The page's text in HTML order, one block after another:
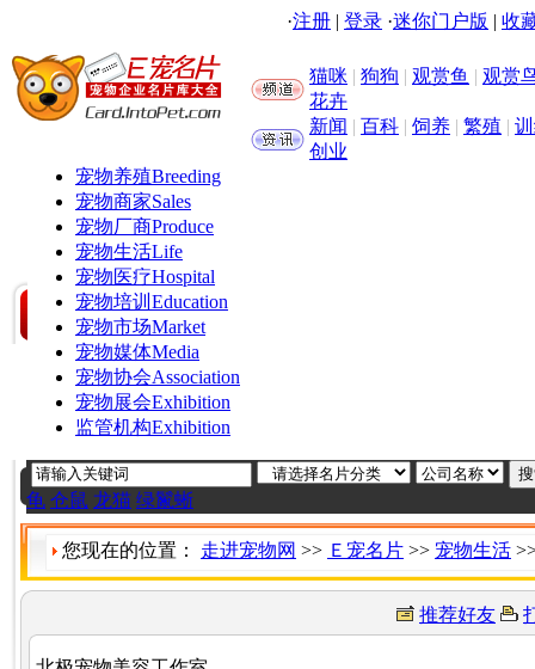
·注册 | 登录 ·迷你门户版 | 收
猫咪 | 狗狗 | 观赏鱼 | 观赏
花卉
新闻 | 百科 | 饲养 | 繁殖 |
创业
宠物养殖Breeding
宠物商家Sales
宠物厂商Produce
宠物生活Life
宠物医疗Hospital
宠物培训 Education
宠物市场Market
宠物媒体Media
宠物协会Association
宠物展会Exhibition
监管机构Exhibition
龟 仓鼠 龙猫 绿鬣蜥
您现在的位置： 走进宠物网 >> Ｅ宠名片 >> 宠物生活
推荐好友